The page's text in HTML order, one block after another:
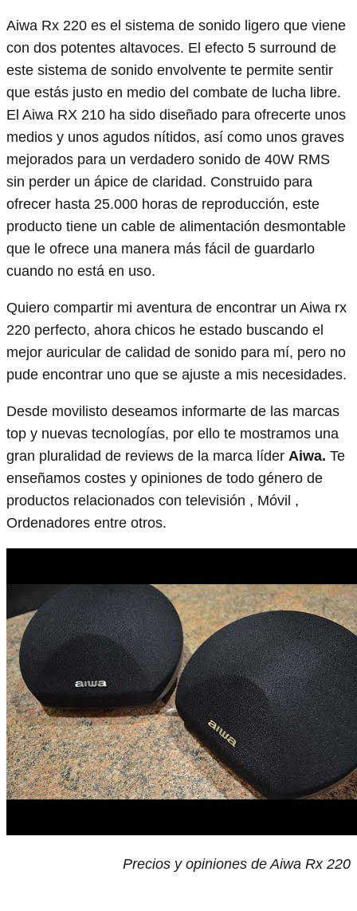
Aiwa Rx 220 es el sistema de sonido ligero que viene
con dos potentes altavoces. El efecto 5 surround de
este sistema de sonido envolvente te permite sentir
que estás justo en medio del combate de lucha libre.
El Aiwa RX 210 ha sido diseñado para ofrecerte unos
medios y unos agudos nítidos, así como unos graves
mejorados para un verdadero sonido de 40W RMS
sin perder un ápice de claridad. Construido para
ofrecer hasta 25.000 horas de reproducción, este
producto tiene un cable de alimentación desmontable
que le ofrece una manera más fácil de guardarlo
cuando no está en uso.
Quiero compartir mi aventura de encontrar un Aiwa rx
220 perfecto, ahora chicos he estado buscando el
mejor auricular de calidad de sonido para mí, pero no
pude encontrar uno que se ajuste a mis necesidades.
Desde movilisto deseamos informarte de las marcas
top y nuevas tecnologías, por ello te mostramos una
gran pluralidad de reviews de la marca líder Aiwa. Te
enseñamos costes y opiniones de todo género de
productos relacionados con televisión , Móvil ,
Ordenadores entre otros.
Precios y opiniones de Aiwa Rx 220